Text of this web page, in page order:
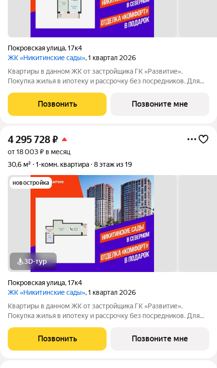
Покровская улица,17к4
ЖК «Никитинские сады», 1 квартал 2026
Квартиры в данном ЖК от застройщика ГК «Развитие».
Покупка жилья в ипотеку и рассрочку без посредников. Для
обращайтесь в отдел продаж застройщика.
Позвонить Позвоните мне
4 295 728₽
от 18 003 ₽ в месяц
30,6 м²
1-комн. квартира 8 этаж из 19
новостройка
3D-тур
Покровская улица,17к4
ЖК «Никитинские сады», 1 квартал 2026
Квартиры в данном ЖК от застройщика ГК «Развитие».
Покупка жилья в ипотеку и рассрочку без посредников. Для
обращайтесь в отдел продаж застройщика.
Позвонить Позвоните мне